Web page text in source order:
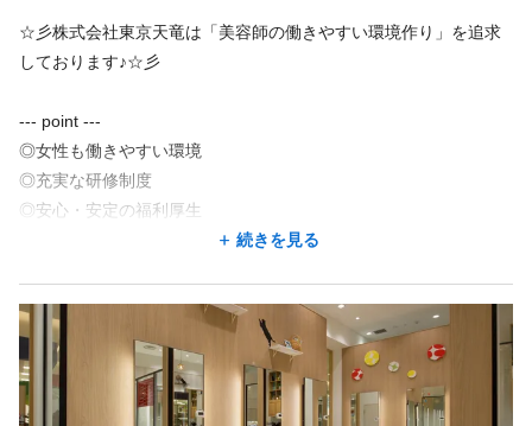
★要美容師免許
→ブランクのある方も歓迎!
(集客や練習での負担はありません★)
→顧客ゼロからのスタートもOK
☆彡株式会社東京天竜は「美容師の働きやすい環境作り」を追求
しております♪☆彡
--- point ---
◎女性も働きやすい環境
◎充実な研修制度
◎安心・安定の福利厚生
♦女性も働きやすい環境
女性社員の割合は半分以上‼
その為、女性も長く働ける職場を実現させるために、
制度を整えています♪
a） 育休中は社会保険の個人負担が免除
続きを見る